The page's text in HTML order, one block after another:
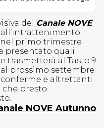
del Canale NOVE
primo trimestre
presentato quali
trasmetterà al Tasto 9
prossimo settembre
e altrettanti
presto
NOVE Autunno